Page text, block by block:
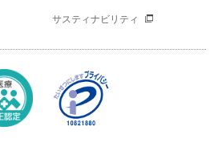
サスティナビリティ